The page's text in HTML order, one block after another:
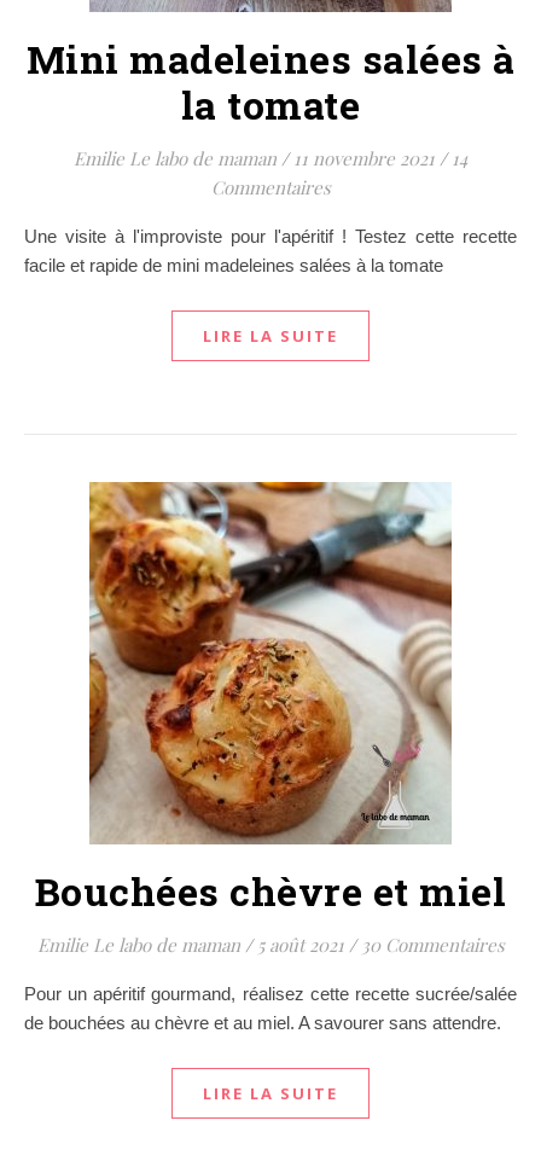
Mini madeleines salées à
la tomate
Emilie Le labo de maman / 11 novembre 2021 / 14
Commentaires
Une visite à l'improviste pour l'apéritif ! Testez cette recette
facile et rapide de mini madeleines salées à la tomate
LIRE LA SUITE
Bouchées chèvre et miel
Emilie Le labo de maman / 5 août 2021 / 30 Commentaires
Pour un apéritif gourmand, réalisez cette recette sucrée/salée
de bouchées au chèvre et au miel. A savourer sans attendre.
LIRE LA SUITE